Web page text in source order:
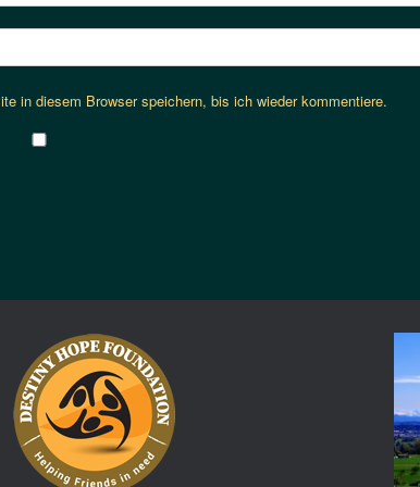
in diesem Browser speichern, bis ich wieder kommentiere.